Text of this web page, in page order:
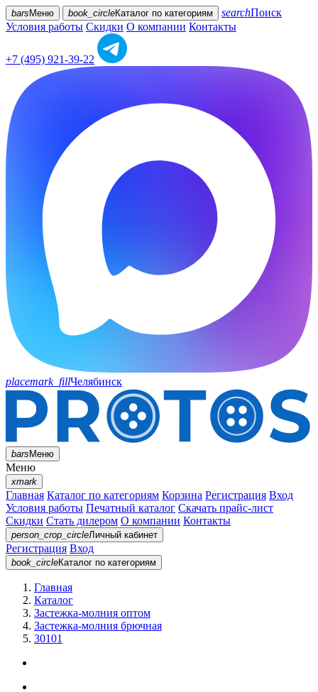
bars Меню book_circleКаталог по категориям searchПоиск
Условия работы Скидки О компании Контакты
+7 (495) 921-39-22
placemark_fillЧелябинск
barsМеню
Меню
xmark
Главная Каталог по категориям Корзина Регистрация Вход
Условия работы Печатный каталог Скачать прайс-лист
Скидки Стать дилером О компании Контакты
person_crop_circleЛичный кабинет
Регистрация Вход
book_circleКаталог по категориям
Главная
Каталог
Застежка-молния оптом
Застежка-молния брючная
30101